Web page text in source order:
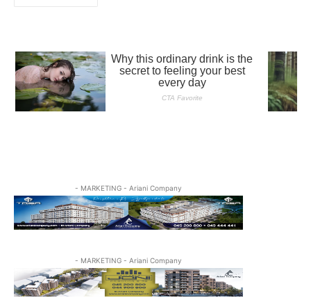
- MARKETING - Ariani Company
- MARKETING - Ariani Company